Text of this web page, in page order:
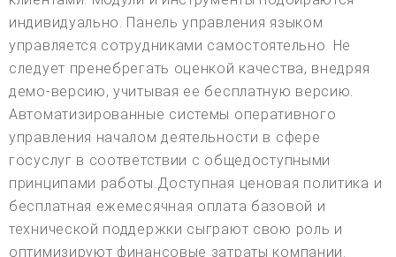
индивидуально. Панель управления языком
управляется сотрудниками самостоятельно. Не
следует пренебрегать оценкой качества, внедряя
демо-версию, учитывая ее бесплатную версию.
Автоматизированные системы оперативного
управления началом деятельности в сфере
госуслуг в соответствии с общедоступными
принципами работы.Доступная ценовая политика и
бесплатная ежемесячная оплата базовой и
технической поддержки сыграют свою роль и
оптимизируют финансовые затраты компании.